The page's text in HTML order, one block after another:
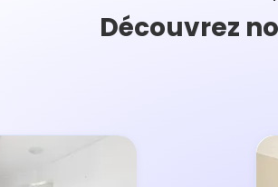
Découvrez